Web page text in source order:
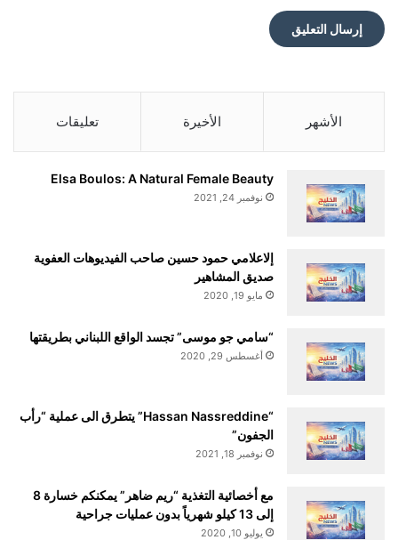
الأشهر الأخيرة تعليقات
Elsa Boulos: A Natural Female Beauty
نوفمبر 24, 2021
إلاعلامي حمود حسين صاحب الفيديوهات العفوية
صديق المشاهير
مايو 19, 2020
“سامي جو موسى” تجسد الواقع اللبناني بطريقتها
أغسطس 29, 2020
“Hassan Nassreddine” يتطرق الى عملية “رأب
الجفون”
نوفمبر 18, 2021
مع أخصائية التغذية “ريم ضاهر” يمكنكم خسارة 8
إلى 13 كيلو شهرياً بدون عمليات جراحية
يوليو 10, 2020